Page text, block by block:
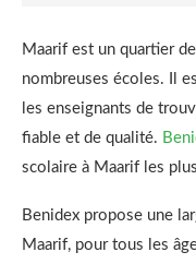
Maarif est un quartier
nombreuses écoles. Il
les enseignants de
fiable et de qualité.
scolaire à Maarif les
Benidex propose une
Maarif, pour tous les